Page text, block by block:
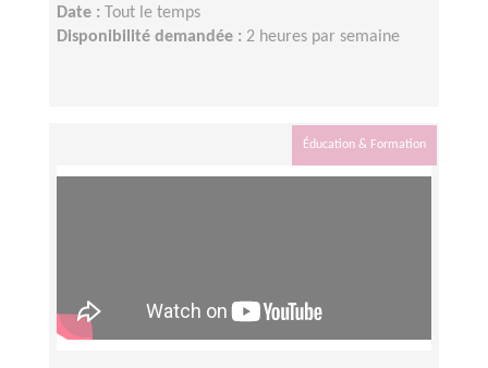
Date :
Tout le temps
Disponibilité demandée : 2 heures par semaine
Éducation & Formation